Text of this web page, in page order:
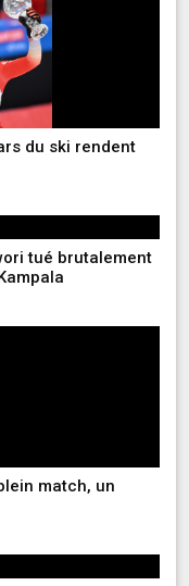
du ski rendent
tué brutalement
match, un